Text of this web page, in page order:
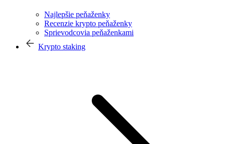
Najlepšie peňaženky
Recenzie krypto peňaženky
Sprievodcovia peňaženkami
Krypto staking